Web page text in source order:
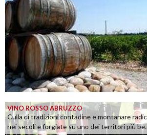
VINO ROSSO ABRUZZO
Culla di tradizioni contadine e montanare
nei secoli e forgiate su uno dei territori più